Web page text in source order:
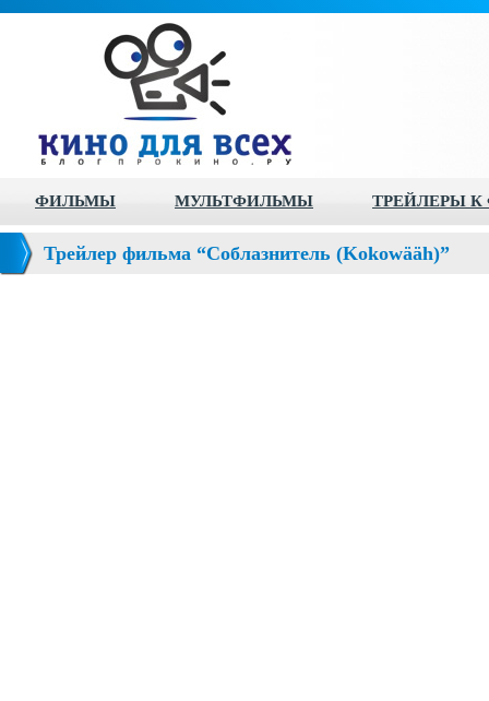
ФИЛЬМЫ МУЛЬТФИЛЬМЫ ТРЕЙЛЕРЫ
Трейлер фильма “Соблазнитель (Kokowääh)”